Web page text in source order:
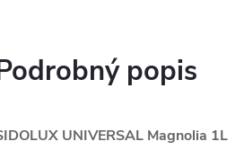
popis
UNIVERSAL Magnolia 1L